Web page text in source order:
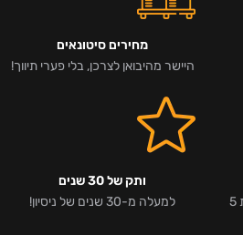
מחירים סיטונאים
היישר מהיבואן לצרכן, בלי פערי תיווך!
אלפי לקוחות מרוצים וביקורות 5
ותק של 30 שנים
למעלה מ-30 שנים של ניסיון!